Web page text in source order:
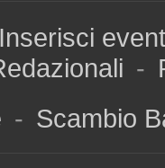
Inserisci
-
- Scambio